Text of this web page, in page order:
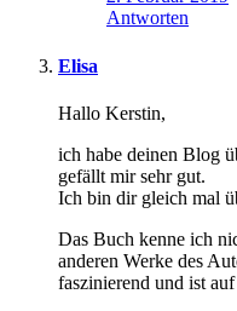
Antworten
Elisa
Hallo Kerstin,
ich habe deinen Blog
gefällt mir sehr gut.
Ich bin dir gleich mal
Das Buch kenne ich
anderen Werke des
faszinierend und ist